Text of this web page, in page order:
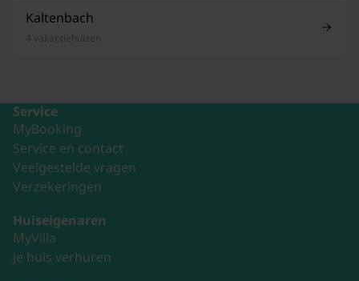
Kaltenbach
4 vakantiehuizen
Service
MyBooking
Service en contact
Veelgestelde vragen
Verzekeringen
Huiseigenaren
MyVilla
Je huis verhuren